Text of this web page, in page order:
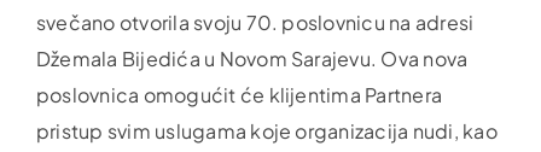
svečano otvorila svoju 70. poslovnicu na adresi
Džemala Bijedića u Novom Sarajevu. Ova nova
poslovnica omogućit će klijentima Partnera
pristup svim uslugama koje organizacija nudi, kao